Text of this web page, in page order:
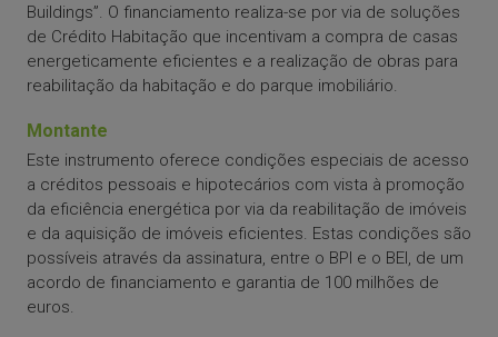
Buildings”. O financiamento realiza-se por via de soluções
de Crédito Habitação que incentivam a compra de casas
energeticamente eficientes e a realização de obras para
reabilitação da habitação e do parque imobiliário.
Montante
Este instrumento oferece condições especiais de acesso
a créditos pessoais e hipotecários com vista à promoção
da eficiência energética por via da reabilitação de imóveis
e da aquisição de imóveis eficientes. Estas condições são
possíveis através da assinatura, entre o BPI e o BEI, de um
acordo de financiamento e garantia de 100 milhões de
euros.